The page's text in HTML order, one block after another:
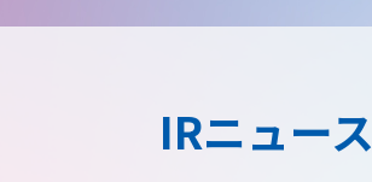
IRニュース